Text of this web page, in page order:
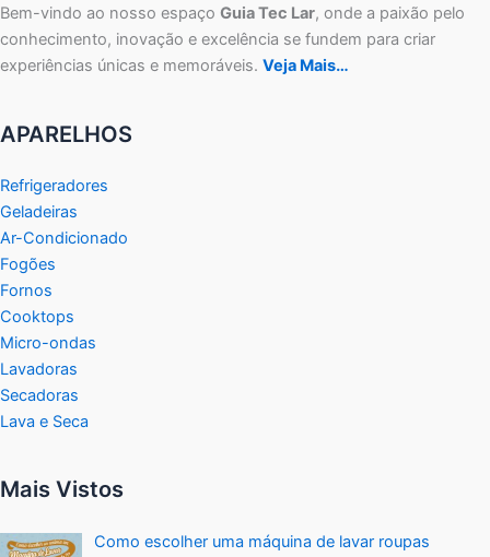
Bem-vindo ao nosso espaço Guia Tec Lar, onde a paixão pelo
conhecimento, inovação e excelência se fundem para criar
experiências únicas e memoráveis. Veja Mais…
APARELHOS
Refrigeradores
Geladeiras
Ar-Condicionado
Fogões
Fornos
Cooktops
Micro-ondas
Lavadoras
Secadoras
Lava e Seca
Mais Vistos
Como escolher uma máquina de lavar roupas